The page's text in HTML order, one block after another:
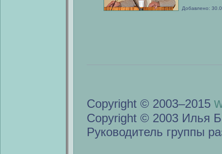
Добавлено:
Copyright © 2003–2015
Copyright © 2003 Илья
Руководитель группы